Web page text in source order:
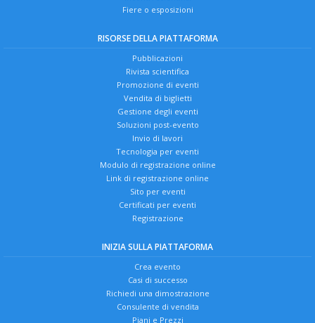
Fiere o esposizioni
RISORSE DELLA PIATTAFORMA
Pubblicazioni
Rivista scientifica
Promozione di eventi
Vendita di biglietti
Gestione degli eventi
Soluzioni post-evento
Invio di lavori
Tecnologia per eventi
Modulo di registrazione online
Link di registrazione online
Sito per eventi
Certificati per eventi
Registrazione
INIZIA SULLA PIATTAFORMA
Crea evento
Casi di successo
Richiedi una dimostrazione
Consulente di vendita
Piani e Prezzi